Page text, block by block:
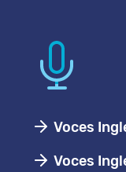
Voces
Voces